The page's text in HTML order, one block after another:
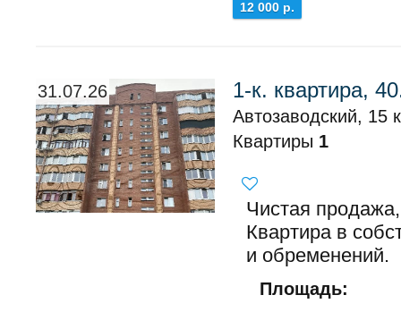
12 000 р.
31.07.26 1-к. квартира,
Автозаводский, 15
Квартиры 1
Чистая
Квартира в
и обременений.
Площадь: